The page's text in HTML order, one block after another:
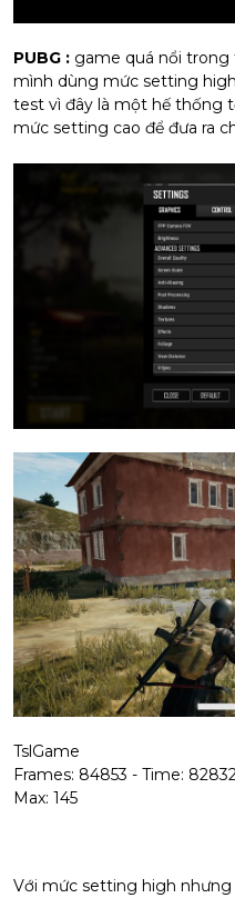
PUBG : game quá nổi trong
mình dùng mức setting
test vì đây là một hế thống
mức setting cao để đưa ra
TslGame
Frames: 84853 - Time:
Max: 145
Với mức setting high